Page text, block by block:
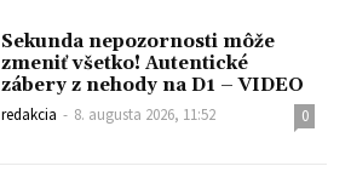
Sekunda nepozornosti môže
zmeniť všetko! Autentické
zábery z nehody na D1 – VIDEO
redakcia - 8. augusta 2026, 11:52 0